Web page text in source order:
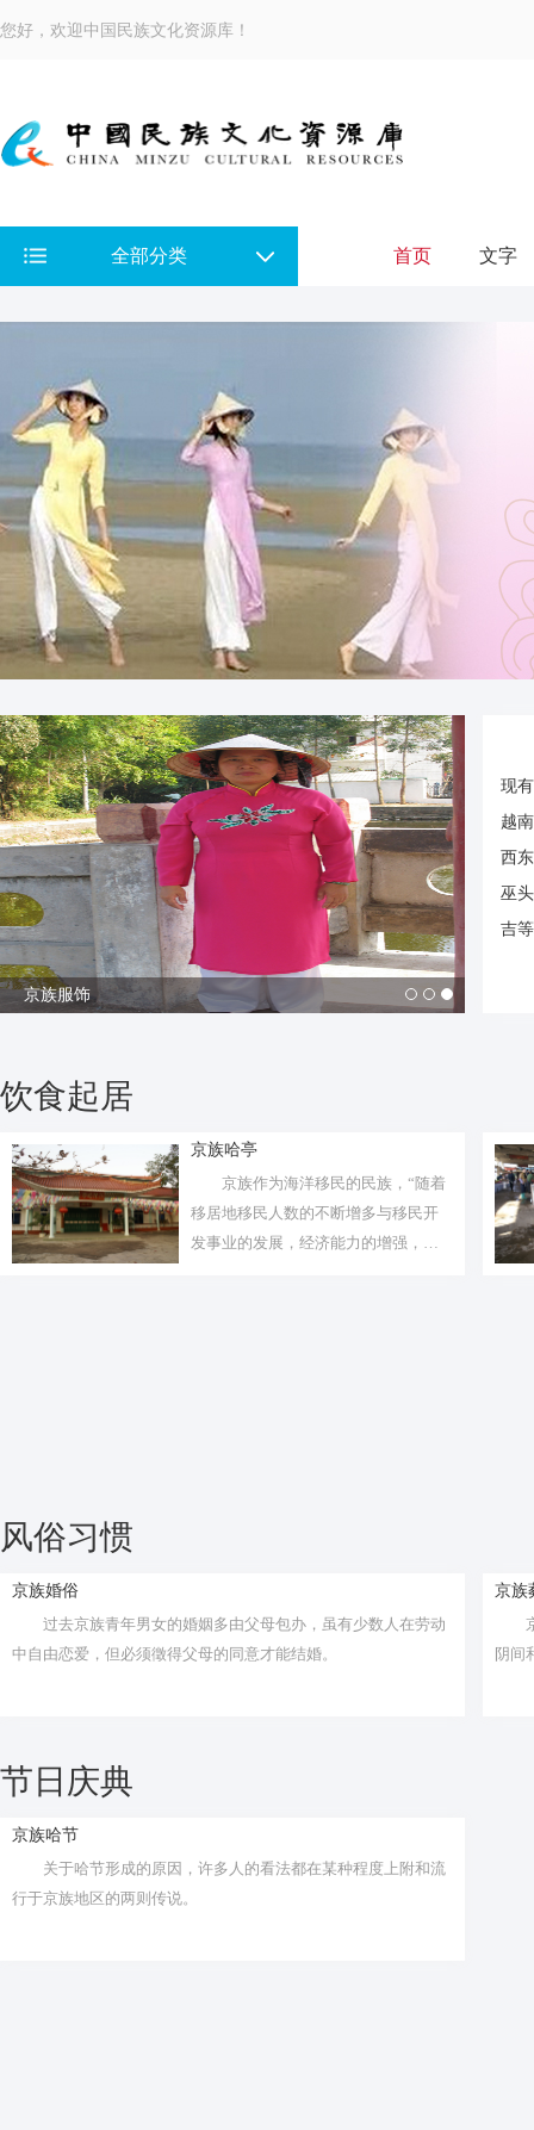
您好，欢迎中国民族文化资源库！
全部分类 首页 文字
京族服饰
现
越
西
巫
吉
饮食起居
京族哈亭
京族作为海洋移民的民族，“随着
移居地移民人数的不断增多与移民开
发事业的发展，经济能力的增强，海
风俗习惯
京族婚俗
过去京族青年男女的婚姻多由父母包办，虽有少数人在劳动
中自由恋爱，但必须徵得父母的同意才能结婚。
京族
阴间
节日庆典
京族哈节
关于哈节形成的原因，许多人的看法都在某种程度上附和流
行于京族地区的两则传说。